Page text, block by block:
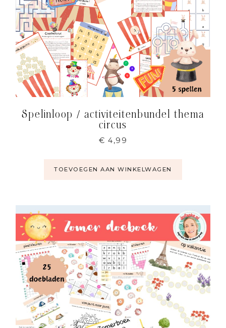
Spelinloop / activiteitenbundel thema
circus
€ 4,99
TOEVOEGEN AAN WINKELWAGEN